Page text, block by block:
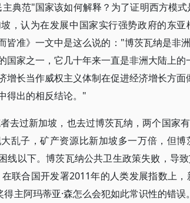
典范"国家该如何解释？为了证明西方模
，认为在发展中国家实行强势政府的东
皆准》一文中是这么说的："博茨瓦纳是非
国家之一，它几十年来一直是非洲大陆上
增长当作威权主义体制在促进经济增长方
得出的相反结论。"
去过新加坡，也去过博茨瓦纳，两个国家
乱子，矿产资源比新加坡多一万倍，但
线以下。博茨瓦纳公共卫生政策失败，导
联合国开发署2011年的人类发展指数上
主阿玛蒂亚·森怎么会犯如此常识性的错